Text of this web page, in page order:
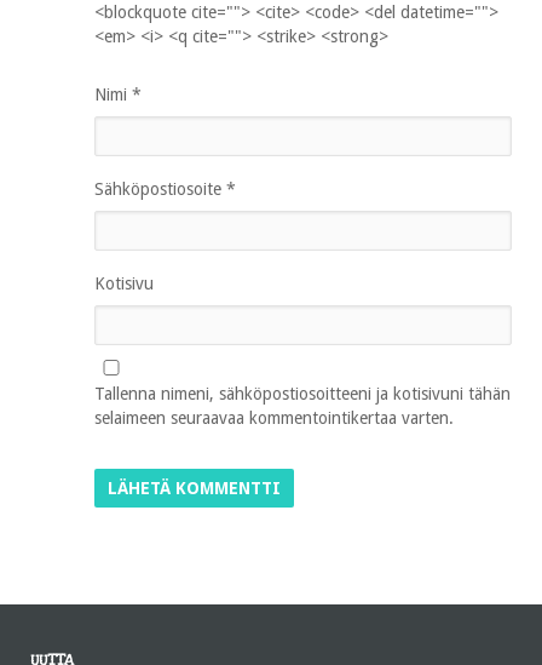
<blockquote cite=""> <cite> <code> <del datetime="">
<em> <i> <q cite=""> <strike> <strong>
Nimi *
Sähköpostiosoite *
Kotisivu
Tallenna nimeni, sähköpostiosoitteeni ja kotisivuni tähän
selaimeen seuraavaa kommentointikertaa varten.
UUTTA